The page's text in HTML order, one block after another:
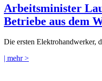
Arbeitsminister
Betriebe aus dem
Die ersten Elektrohandwerker,
| mehr >